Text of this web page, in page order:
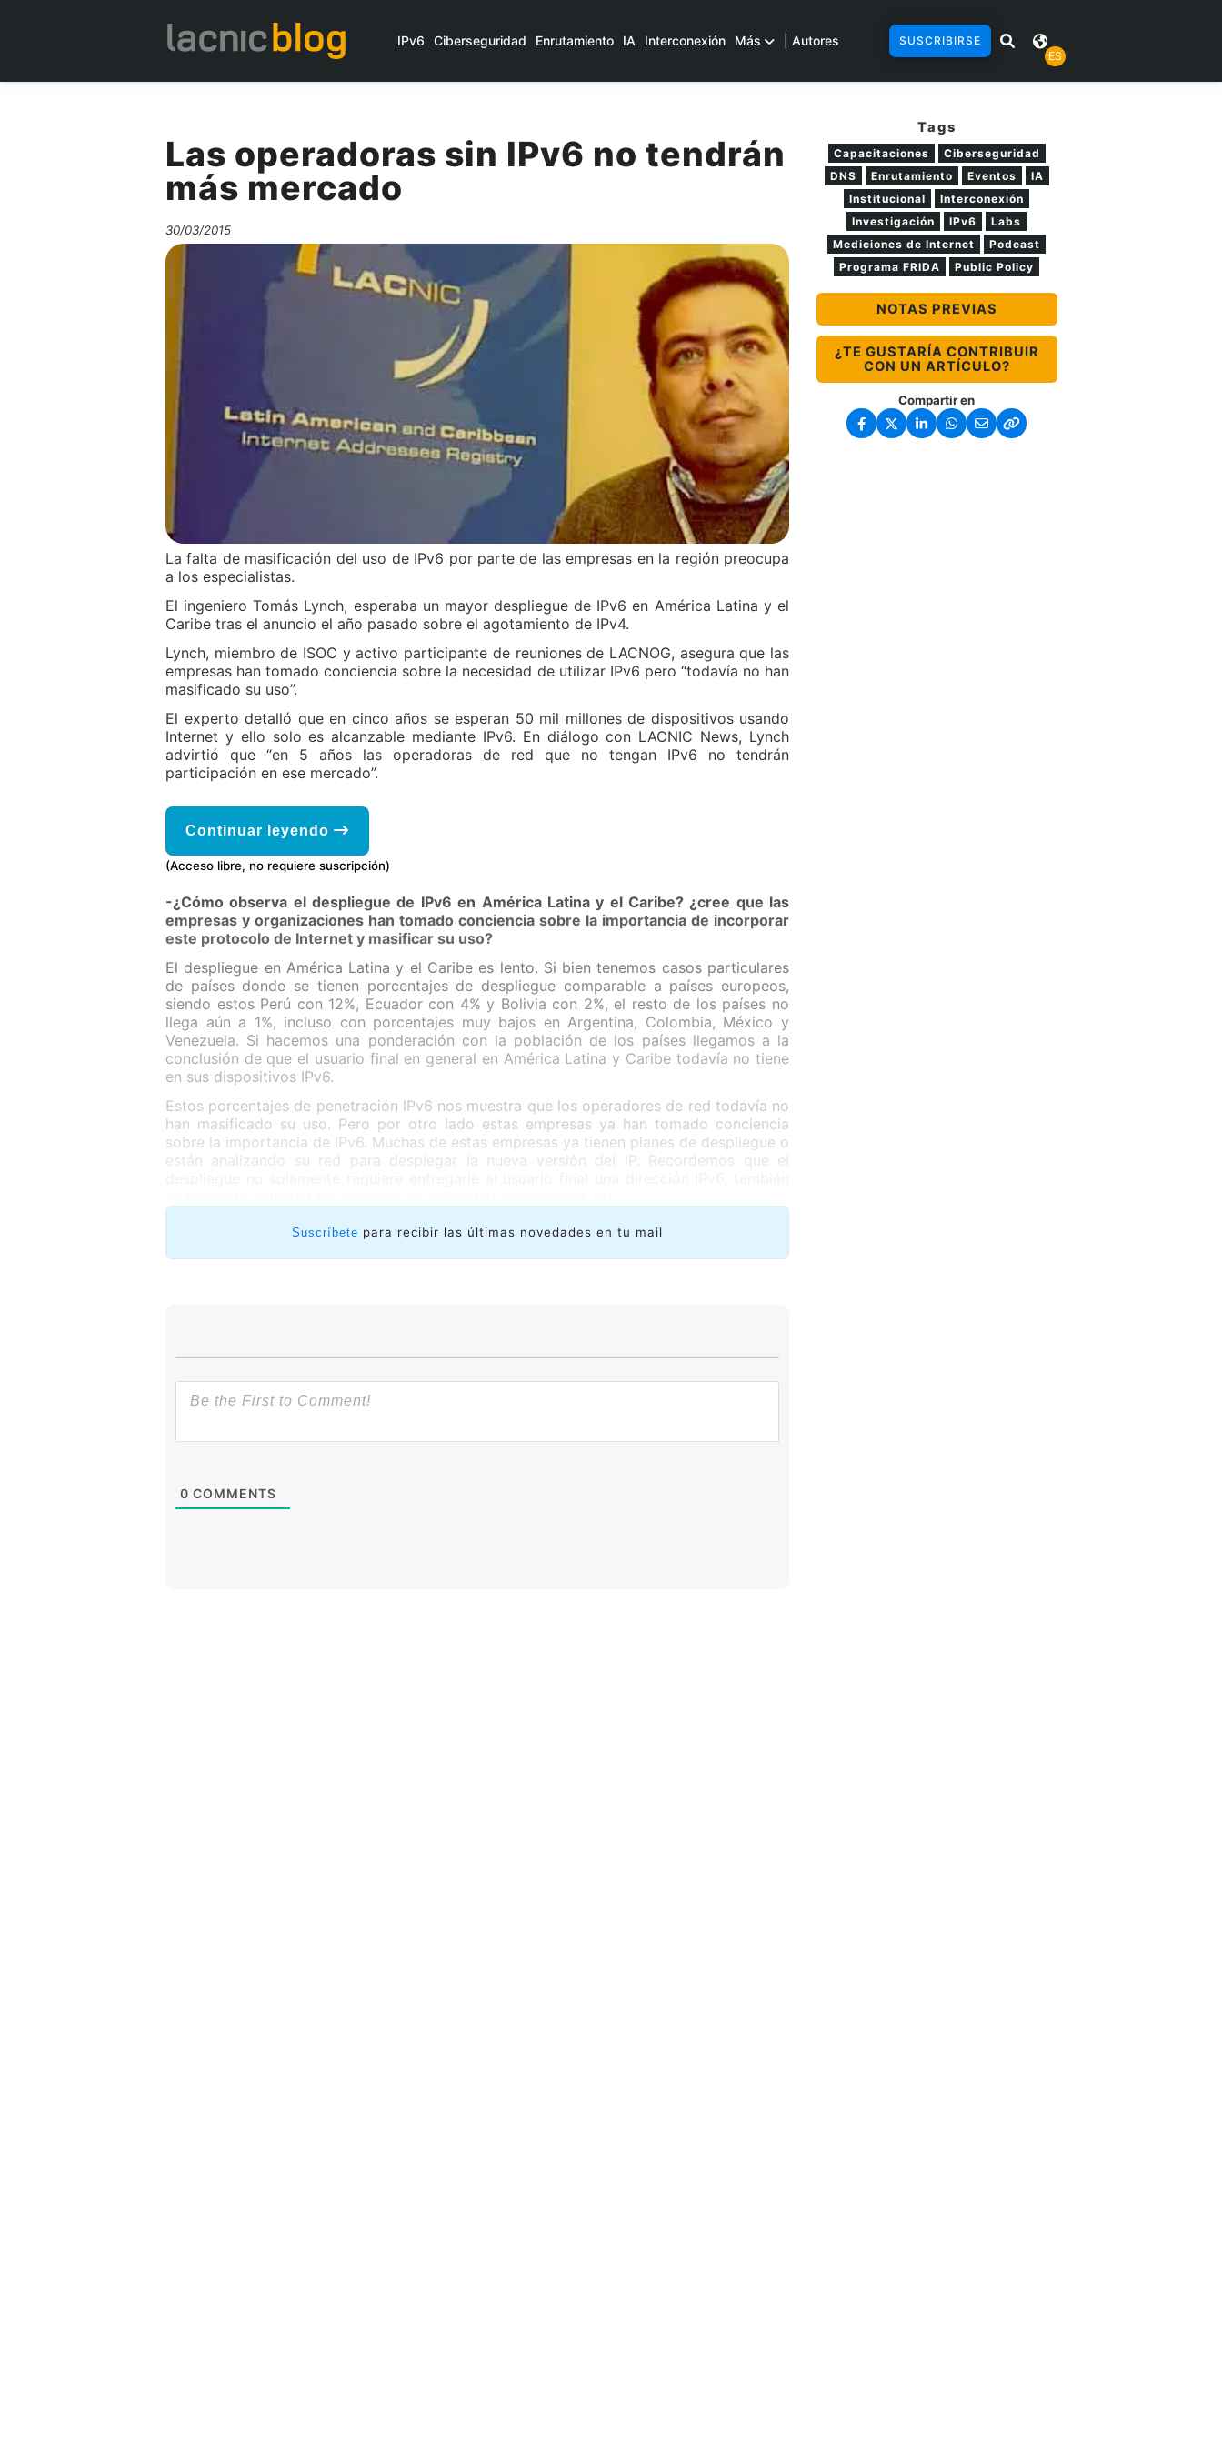
IPv6 Ciberseguridad Enrutamiento IA Interconexión Más | Autores
SUSCRIBIRSE
ES
Las operadoras sin IPv6 no tendrán
más mercado
30/03/2015
La falta de masificación del uso de IPv6 por parte de las empresas en la región preocupa
a los especialistas.
El ingeniero Tomás Lynch, esperaba un mayor despliegue de IPv6 en América Latina y el
Caribe tras el anuncio el año pasado sobre el agotamiento de IPv4.
Lynch, miembro de ISOC y activo participante de reuniones de LACNOG, asegura que las
empresas han tomado conciencia sobre la necesidad de utilizar IPv6 pero “todavía no han
masificado su uso”.
El experto detalló que en cinco años se esperan 50 mil millones de dispositivos usando
Internet y ello solo es alcanzable mediante IPv6. En diálogo con LACNIC News, Lynch
advirtió que “en 5 años las operadoras de red que no tengan IPv6 no tendrán
participación en ese mercado”.
Continuar leyendo
(Acceso libre, no requiere suscripción)
-¿Cómo observa el despliegue de IPv6 en América Latina y el Caribe? ¿cree que las
empresas y organizaciones han tomado conciencia sobre la importancia de incorporar
este protocolo de Internet y masificar su uso?
El despliegue en América Latina y el Caribe es lento. Si bien tenemos casos particulares
de países donde se tienen porcentajes de despliegue comparable a países europeos,
siendo estos Perú con 12%, Ecuador con 4% y Bolivia con 2%, el resto de los países no
llega aún a 1%, incluso con porcentajes muy bajos en Argentina, Colombia, México y
Venezuela. Si hacemos una ponderación con la población de los países llegamos a la
conclusión de que el usuario final en general en América Latina y Caribe todavía no tiene
en sus dispositivos IPv6.
Estos porcentajes de penetración IPv6 nos muestra que los operadores de red todavía no
han masificado su uso. Pero por otro lado estas empresas ya han tomado conciencia
sobre la importancia de IPv6. Muchas de estas empresas ya tienen planes de despliegue o
están analizando su red para desplegar la nueva versión del IP. Recordemos que el
Suscríbete para recibir las últimas novedades en tu mail
0 COMMENTS
Tags
Capacitaciones
Ciberseguridad
DNS
Enrutamiento Eventos
IA
Institucional
Interconexión
Investigación
IPv6
Labs
Mediciones de Internet
Podcast
Programa FRIDA
Public Policy
NOTAS PREVIAS
¿TE GUSTARÍA CONTRIBUIR
CON UN ARTÍCULO?
Compartir en